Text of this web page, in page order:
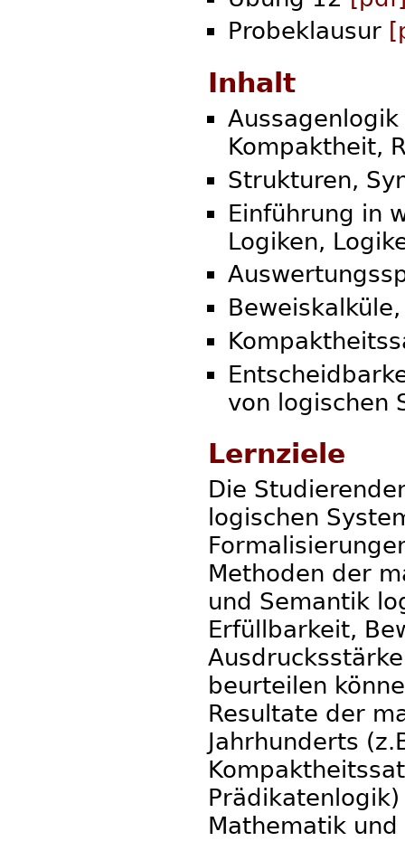
Probeklausur
Inhalt
Kompaktheit,
Strukturen,
Einführung in
Logiken,
von logischen
Lernziele
Die
logischen
Methoden der
und Semantik
Erfüllbarkeit,
beurteilen
Resultate der
Jahrhunderts
Mathematik